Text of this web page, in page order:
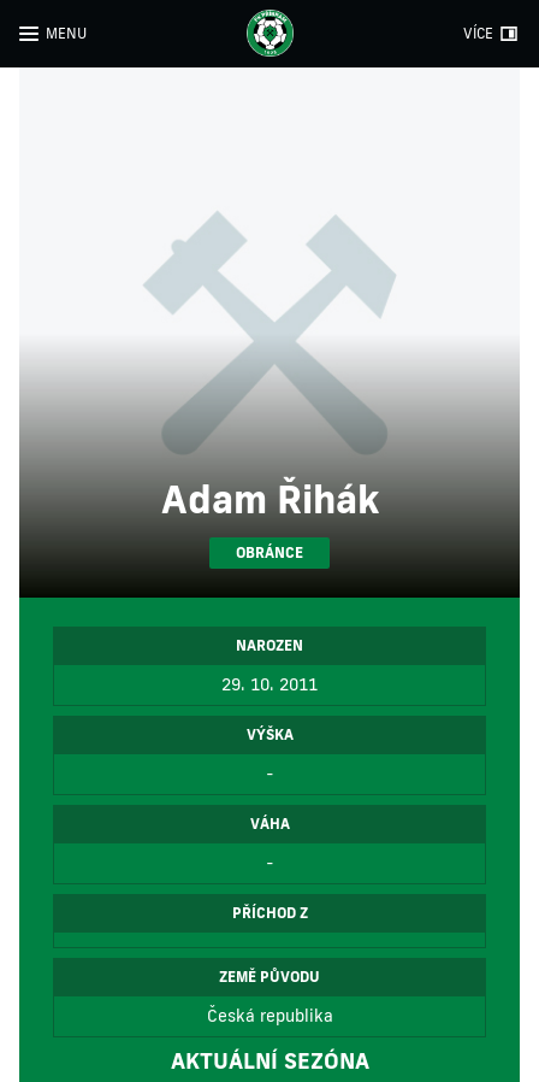
MENU VÍCE
Adam Řihák
OBRÁNCE
NAROZEN
29. 10. 2011
VÝŠKA
-
VÁHA
-
PŘÍCHOD Z
ZEMĚ PŮVODU
Česká republika
AKTUÁLNÍ SEZÓNA